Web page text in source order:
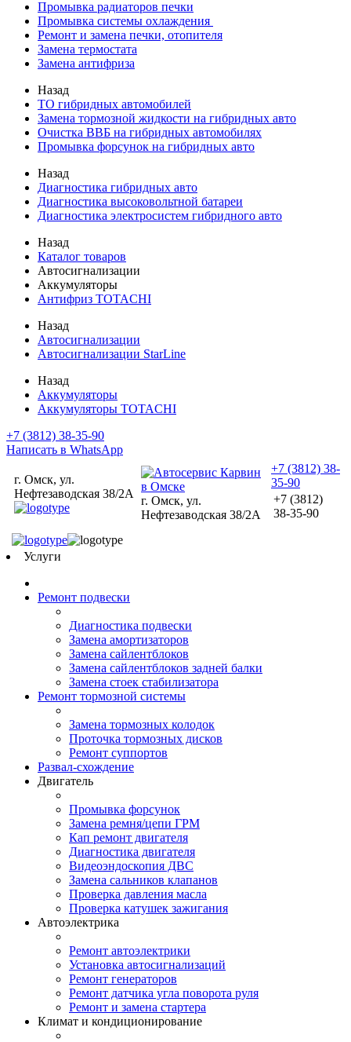
Промывка радиаторов печки
Промывка системы охлаждения
Ремонт и замена печки, отопителя
Замена термостата
Замена антифриза
Назад
ТО гибридных автомобилей
Замена тормозной жидкости на гибридных авто
Очистка ВВБ на гибридных автомобилях
Промывка форсунок на гибридных авто
Назад
Диагностика гибридных авто
Диагностика высоковольтной батареи
Диагностика электросистем гибридного авто
Назад
Каталог товаров
Автосигнализации
Аккумуляторы
Антифриз TOTACHI
Назад
Автосигнализации
Автосигнализации StarLine
Назад
Аккумуляторы
Аккумуляторы TOTACHI
+7 (3812) 38-35-90
Написать в WhatsApp
г. Омск, ул.
Нефтезаводская 38/2А
г. Омск, ул.
Нефтезаводская 38/2А
+7 (3812) 38-
35-90
+7 (3812)
38-35-90
Услуги
Ремонт подвески
Диагностика подвески
Замена амортизаторов
Замена сайлентблоков
Замена сайлентблоков задней балки
Замена стоек стабилизатора
Ремонт тормозной системы
Замена тормозных колодок
Проточка тормозных дисков
Ремонт суппортов
Развал-схождение
Двигатель
Промывка форсунок
Замена ремня/цепи ГРМ
Кап ремонт двигателя
Диагностика двигателя
Видеоэндоскопия ДВС
Замена сальников клапанов
Проверка давления масла
Проверка катушек зажигания
Автоэлектрика
Ремонт автоэлектрики
Установка автосигнализаций
Ремонт генераторов
Ремонт датчика угла поворота руля
Ремонт и замена стартера
Климат и кондиционирование